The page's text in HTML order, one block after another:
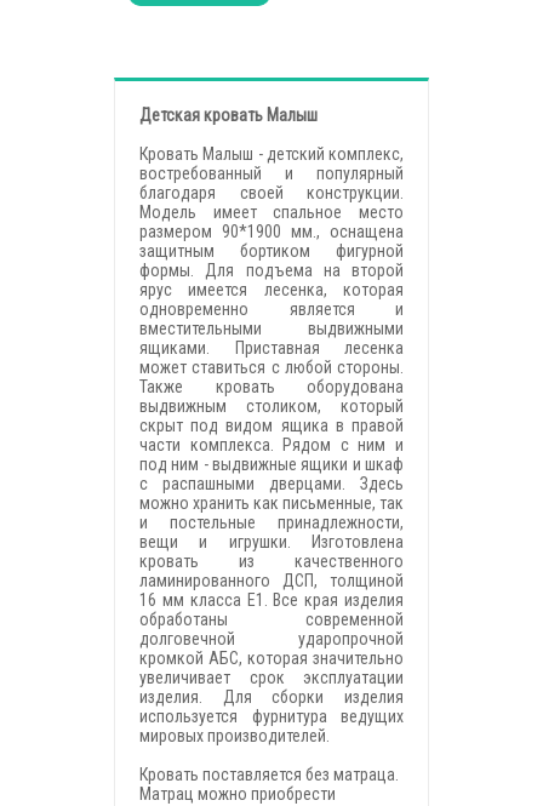
Детская кровать Малыш
Кровать Малыш - детский комплекс,
востребованный и популярный
благодаря своей конструкции.
Модель имеет спальное место
размером 90*1900 мм., оснащена
защитным бортиком фигурной
формы. Для подъема на второй
ярус имеется лесенка, которая
одновременно является и
вместительными выдвижными
ящиками. Приставная лесенка
может ставиться с любой стороны.
Также кровать оборудована
выдвижным столиком, который
скрыт под видом ящика в правой
части комплекса. Рядом с ним и
под ним - выдвижные ящики и шкаф
с распашными дверцами. Здесь
можно хранить как письменные, так
и постельные принадлежности,
вещи и игрушки. Изготовлена
кровать из качественного
ламинированного ДСП, толщиной
16 мм класса Е1. Все края изделия
обработаны современной
долговечной ударопрочной
кромкой АБС, которая значительно
увеличивает срок эксплуатации
изделия. Для сборки изделия
используется фурнитура ведущих
мировых производителей.
Кровать поставляется без матраца.
Матрац можно приобрести